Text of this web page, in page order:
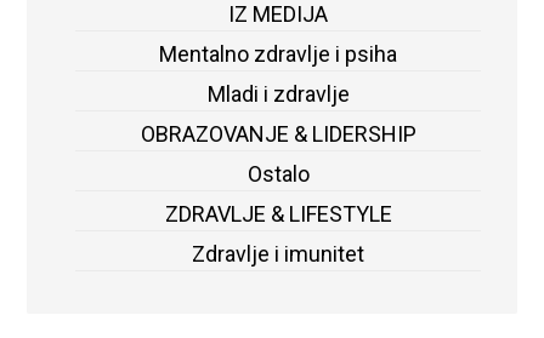
IZ MEDIJA
Mentalno zdravlje i psiha
Mladi i zdravlje
OBRAZOVANJE & LIDERSHIP
Ostalo
ZDRAVLJE & LIFESTYLE
Zdravlje i imunitet